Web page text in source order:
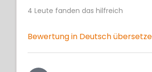
4 Leute fanden das hilfreich
Bewertung in Deutsch